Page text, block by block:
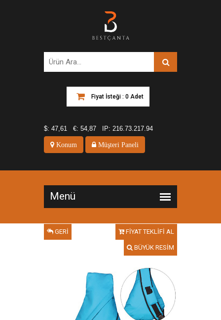
Fiyat İsteği : 0 Adet
$: 47,61 €: 54,87 IP: 216.73.217.94
Konum Müşteri Paneli
GERİ FİYAT TEKLİFİ AL
BÜYÜK RESİM